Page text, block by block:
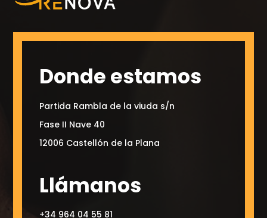
Donde estamos
Partida Rambla de la viuda s/n
Fase II Nave 40
12006 Castellón de la Plana
Llámanos
+34 964 04 55 81